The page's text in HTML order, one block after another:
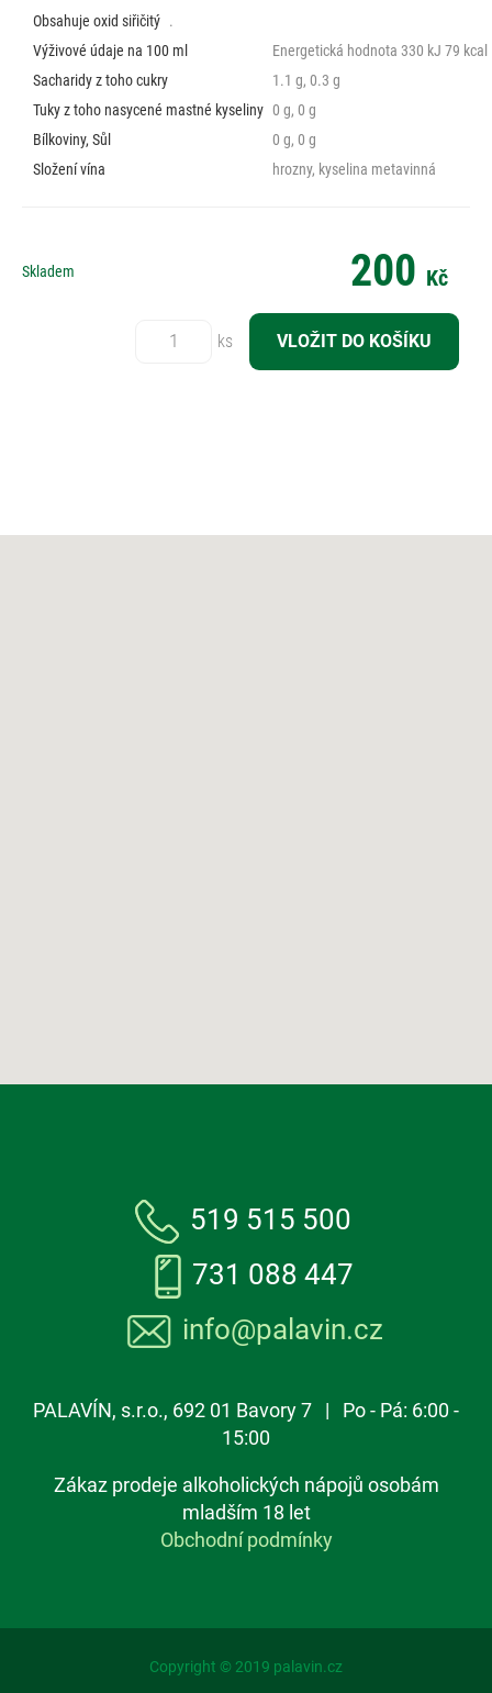
Obsahuje oxid siřičitý .
Výživové údaje na 100 ml
Energetická hodnota 330 kJ 79 kcal
Sacharidy z toho cukry
1.1 g, 0.3 g
Tuky z toho nasycené mastné kyseliny 0 g, 0 g
Bílkoviny, Sůl
0 g, 0 g
Složení vína
hrozny, kyselina metavinná
Skladem 200 Kč
Počet:
ks
519 515 500
731 088 447
info@palavin.cz
PALAVÍN, s.r.o., 692 01 Bavory 7 | Po - Pá: 6:00 -
15:00
Zákaz prodeje alkoholických nápojů osobám
mladším 18 let
Obchodní podmínky
Copyright © 2019 palavin.cz